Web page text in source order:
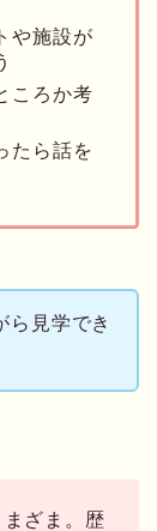
や施設が
ころか考
たら話を
ら見学でき
ざま。歴